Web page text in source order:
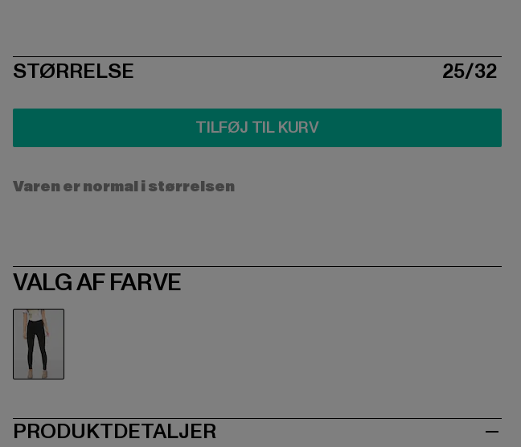
SIZE
STØRRELSE 25/32
TILFØJ TIL KURV
Varen er normal i størrelsen
VALG AF FARVE
PRODUKTDETALJER